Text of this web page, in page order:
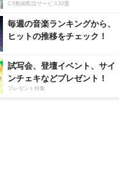
CS動画配信サービス20選
毎週の音楽ランキングから、
ヒットの推移をチェック！
試写会、登壇イベント、サイ
ンチェキなどプレゼント！
プレゼント特集